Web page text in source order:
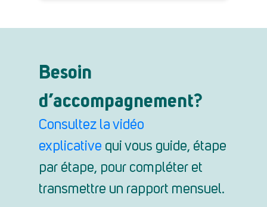
Besoin
d’accompagnement?
Consultez la vidéo
explicative qui vous guide, étape
par étape, pour compléter et
transmettre un rapport mensuel.